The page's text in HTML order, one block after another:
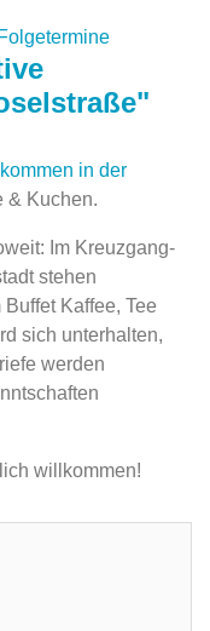
Folgetermine
in der
& Kuchen.
Im Kreuzgang-
stehen
Kaffee, ‎Tee
sich unterhalten,
werden
willkommen!